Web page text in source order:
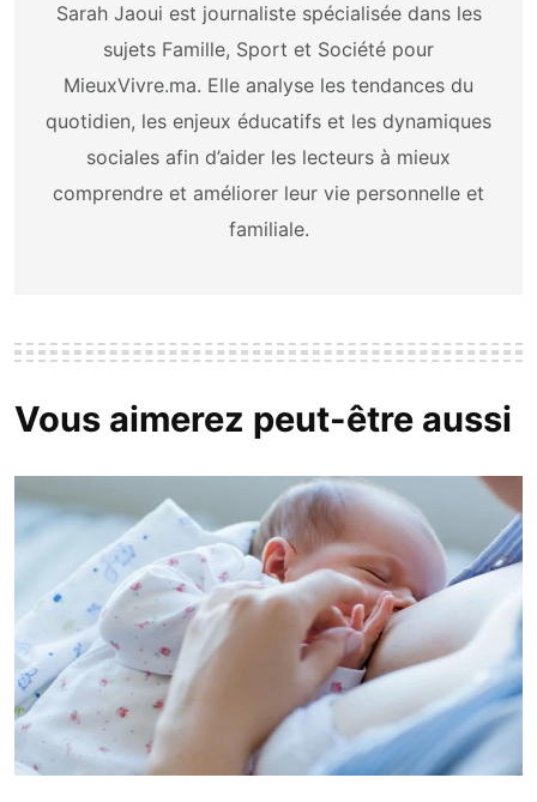
Sarah Jaoui est journaliste spécialisée dans les
sujets Famille, Sport et Société pour
MieuxVivre.ma. Elle analyse les tendances du
quotidien, les enjeux éducatifs et les dynamiques
sociales afin d’aider les lecteurs à mieux
comprendre et améliorer leur vie personnelle et
familiale.
Vous aimerez peut-être aussi